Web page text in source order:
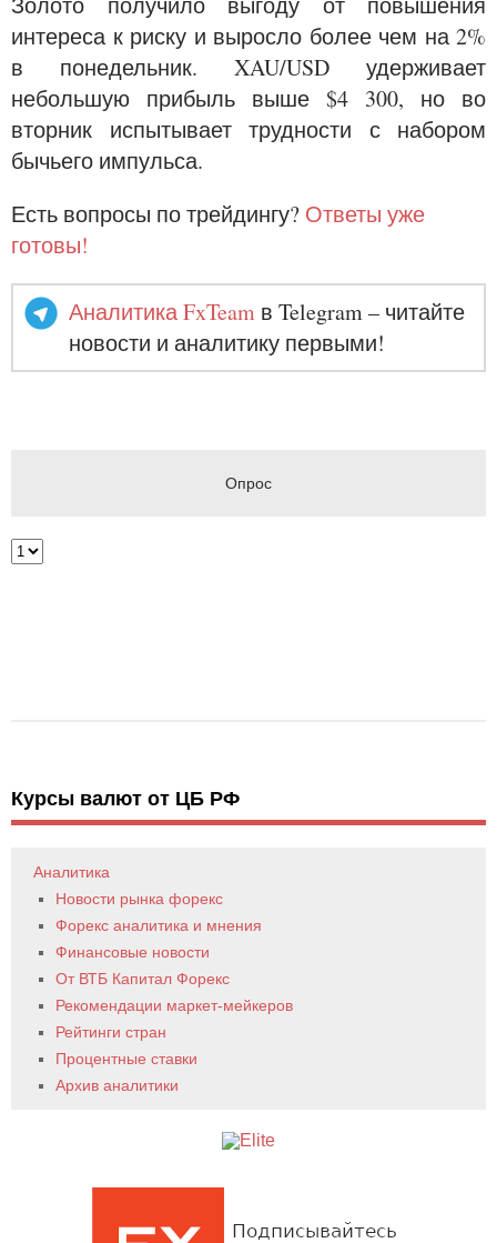
интереса к риску и выросло более чем на 2%
в понедельник. XAU/USD удерживает
небольшую прибыль выше $4 300, но во
вторник испытывает трудности с набором
бычьего импульса.
Есть вопросы по трейдингу? Ответы уже
готовы!
Аналитика FxTeam в Telegram – читайте
новости и аналитику первыми!
Опрос
Курсы валют от ЦБ РФ
Аналитика
Новости рынка форекс
Форекс аналитика и мнения
Финансовые новости
От ВТБ Капитал Форекс
Рекомендации маркет-мейкеров
Рейтинги стран
Процентные ставки
Архив аналитики